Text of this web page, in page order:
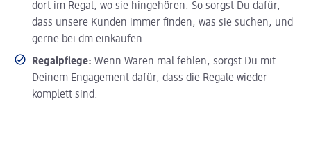
dort im Regal, wo sie hingehören. So sorgst Du dafür,
dass unsere Kunden immer finden, was sie suchen, und
gerne bei dm einkaufen.
Regalpflege: Wenn Waren mal fehlen, sorgst Du mit
Deinem Engagement dafür, dass die Regale wieder
komplett sind.